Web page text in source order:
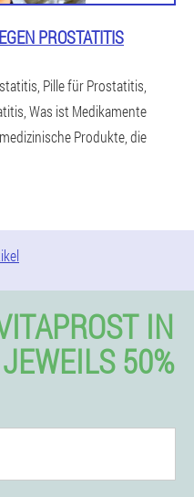
PROSTATITIS
Pille für Prostatitis,
Was ist Medikamente
Produkte, die
IN
50%